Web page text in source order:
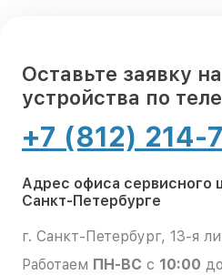
Оставьте заявку
устройства по
+7 (812) 214-
Адрес офиса сервисного
Санкт-Петербурге
г. Санкт-Петербург, 13-я
Работаем ПН-ВС с 10:00 до